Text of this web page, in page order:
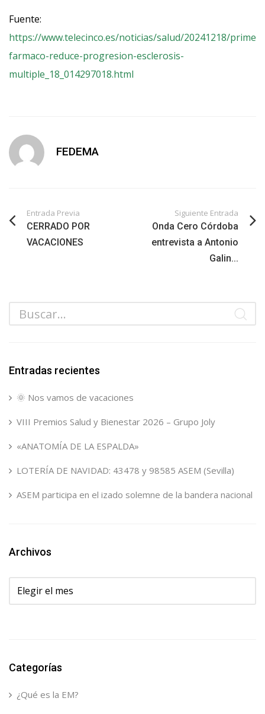
Fuente:
https://www.telecinco.es/noticias/salud/20241218/primer-
farmaco-reduce-progresion-esclerosis-
multiple_18_014297018.html
FEDEMA
Entrada Previa
CERRADO POR
VACACIONES
Siguiente Entrada
Onda Cero Córdoba
entrevista a Antonio
Galin...
Entradas recientes
🌞 Nos vamos de vacaciones
VIII Premios Salud y Bienestar 2026 – Grupo Joly
«ANATOMÍA DE LA ESPALDA»
LOTERÍA DE NAVIDAD: 43478 y 98585 ASEM (Sevilla)
ASEM participa en el izado solemne de la bandera nacional
Archivos
Archivos
Categorías
¿Qué es la EM?